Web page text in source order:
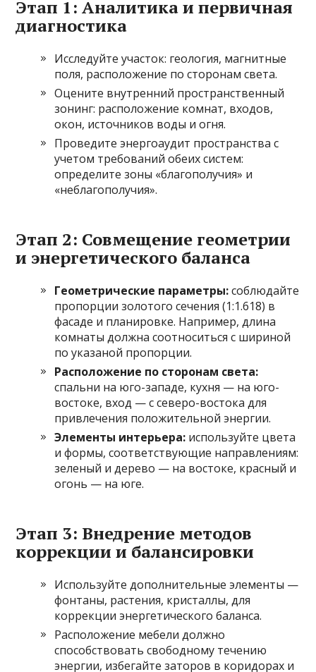
Этап 1: Аналитика и первичная
диагностика
Исследуйте участок: геология, магнитные
поля, расположение по сторонам света.
Оцените внутренний пространственный
зонинг: расположение комнат, входов,
окон, источников воды и огня.
Проведите энергоаудит пространства с
учетом требований обеих систем:
определите зоны «благополучия» и
«неблагополучия».
Этап 2: Совмещение геометрии
и энергетического баланса
Геометрические параметры:соблюдайте
пропорции золотого сечения (1:1.618) в
фасаде и планировке. Например, длина
комнаты должна соотноситься с шириной
по указаной пропорции.
Расположение по сторонам света:
спальни на юго-западе, кухня — на юго-
востоке, вход — с северо-востока для
привлечения положительной энергии.
Элементы интерьера: используйте цвета
и формы, соответствующие направлениям:
зеленый и дерево — на востоке, красный и
огонь — на юге.
Этап 3: Внедрение методов
коррекции и балансировки
Используйте дополнительные элементы —
фонтаны, растения, кристаллы, для
коррекции энергетического баланса.
Расположение мебели должно
способствовать свободному течению
энергии, избегайте заторов в коридорах и